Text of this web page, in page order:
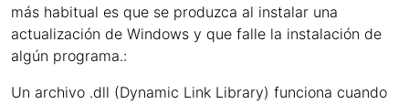
más habitual es que se produzca al instalar una
actualización de Windows y que falle la instalación de
algún programa.:
Un archivo .dll (Dynamic Link Library) funciona cuando